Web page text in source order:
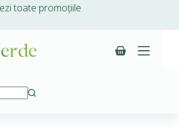
toate promoțiile